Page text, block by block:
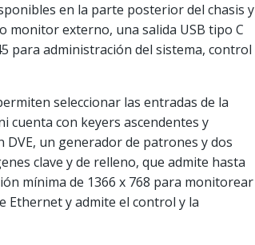
en la parte posterior del chasis y
monitor externo, una salida USB tipo C
para administración del sistema, control
seleccionar las entradas de la
cuenta con keyers ascendentes y
un generador de patrones y dos
clave y de relleno, que admite hasta
mínima de 1366 x 768 para monitorear
Ethernet y admite el control y la